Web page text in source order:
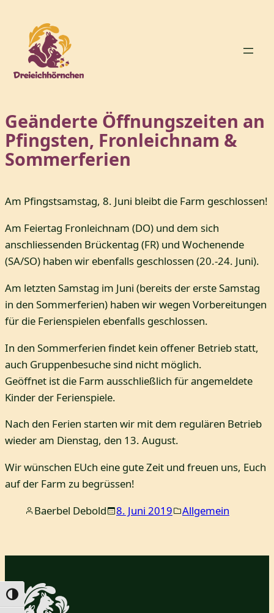
Umschalten auf hohe Kontraste
Inhalt
springen
Geänderte Öffnungszeiten an
Pfingsten, Fronleichnam &
Sommerferien
Am Pfingstsamstag, 8. Juni bleibt die Farm geschlossen!
Am Feiertag Fronleichnam (DO) und dem sich
anschliessenden Brückentag (FR) und Wochenende
(SA/SO) haben wir ebenfalls geschlossen (20.-24. Juni).
Am letzten Samstag im Juni (bereits der erste Samstag
in den Sommerferien) haben wir wegen Vorbereitungen
für die Ferienspielen ebenfalls geschlossen.
In den Sommerferien findet kein offener Betrieb statt,
auch Gruppenbesuche sind nicht möglich.
Geöffnet ist die Farm ausschließlich für angemeldete
Kinder der Ferienspiele.
Nach den Ferien starten wir mit dem regulären Betrieb
wieder am Dienstag, den 13. August.
Wir wünschen EUch eine gute Zeit und freuen uns, Euch
auf der Farm zu begrüssen!
Baerbel Debold
8. Juni 2019 Allgemein